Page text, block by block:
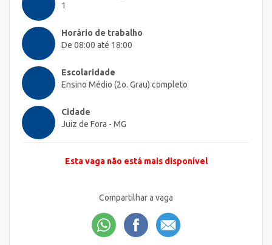
1
Horário de trabalho
De 08:00 até 18:00
Escolaridade
Ensino Médio (2o. Grau) completo
Cidade
Juiz de Fora - MG
Esta vaga não está mais disponível
Compartilhar a vaga